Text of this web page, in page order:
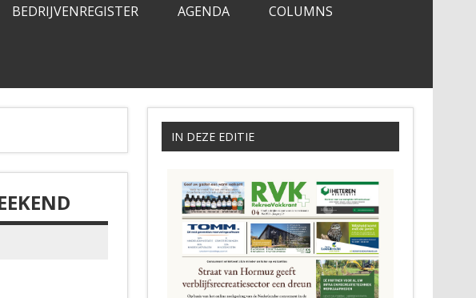
BEDRIJVENREGISTER AGENDA COLUMNS
IN DEZE EDITIE